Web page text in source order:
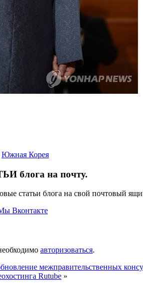
Южная Корея
блога на почту.
статьи блога на свой почтовый
авторизоваться.
межправительственных
Rutube »